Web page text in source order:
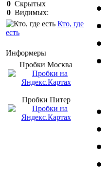
0 Скрытых
0 Видимых:
Кто, где
есть
Информеры
Пробки Mосква
Пробки Питер